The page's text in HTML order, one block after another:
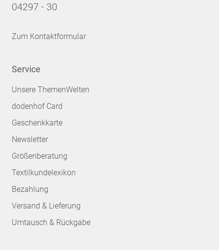
04297 - 30
Zum Kontaktformular
Service
Unsere ThemenWelten
dodenhof Card
Geschenkkarte
Newsletter
Größenberatung
Textilkundelexikon
Bezahlung
Versand & Lieferung
Umtausch & Rückgabe